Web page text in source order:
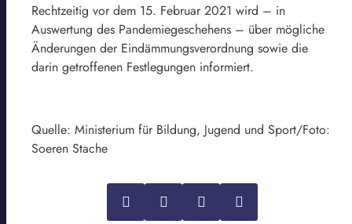
Rechtzeitig vor dem 15. Februar 2021 wird – in
Auswertung des Pandemiegeschehens – über mögliche
Änderungen der Eindämmungsverordnung sowie die
darin getroffenen Festlegungen informiert.
Quelle: Ministerium für Bildung, Jugend und Sport/Foto:
Soeren Stache